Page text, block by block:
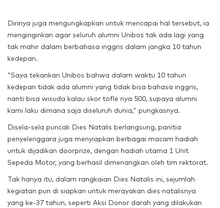
Dirinya juga mengungkapkan untuk mencapai hal tersebut, ia
menginginkan agar seluruh alumni Unibos tak ada lagi yang
tak mahir dalam berbahasa inggris dalam jangka 10 tahun
kedepan.
"Saya tekankan Unibos bahwa dalam waktu 10 tahun
kedepan tidak ada alumni yang tidak bisa bahasa inggris,
nanti bisa wisuda kalau skor tofle nya 500, supaya alumni
kami laku dimana saja diseluruh dunia," pungkasnya.
Disela-sela puncak Dies Natalis berlangsung, panitia
penyelenggara juga menyiapkan berbagai macam hadiah
untuk dijadikan doorprize, dengan hadiah utama 1 Unit
Sepeda Motor, yang berhasil dimenangkan oleh tim rektorat.
Tak hanya itu, dalam rangkaian Dies Natalis ini, sejumlah
kegiatan pun di siapkan untuk merayakan dies natalisnya
yang ke-37 tahun, seperti Aksi Donor darah yang dilakukan